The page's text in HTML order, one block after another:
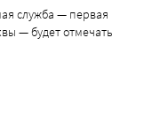
служба — первая
— будет отмечать